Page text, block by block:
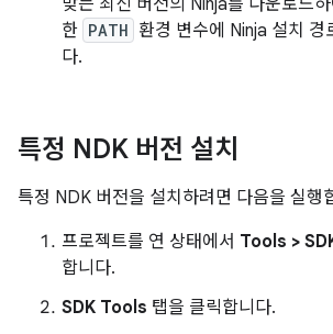
맞는 최신 버전의 Ninja를 다운로드
한 PATH 환경 변수에 Ninja 설치 경
다.
특정 NDK 버전 설치
특정 NDK 버전을 설치하려면 다음을 실행
프로젝트를 연 상태에서 Tools >
합니다.
SDK Tools 탭을 클릭합니다.